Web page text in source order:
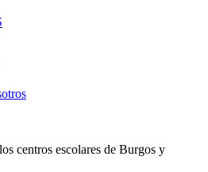
centros escolares de Burgos y